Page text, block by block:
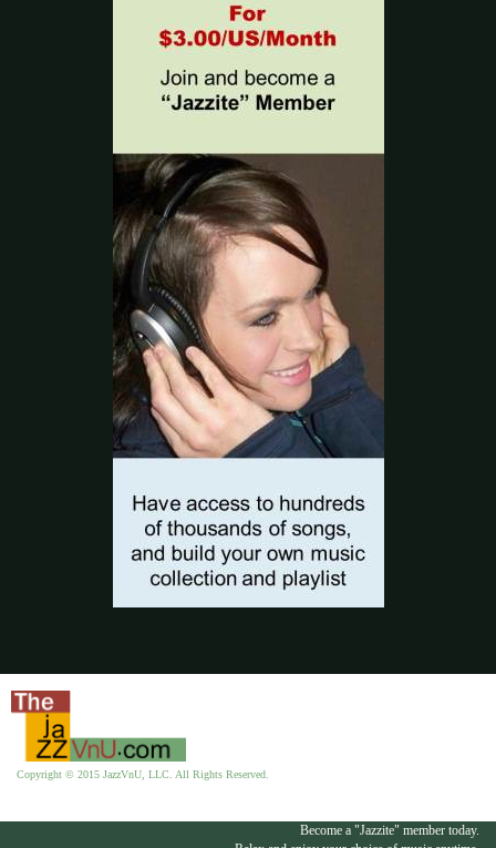
Copyright © 2015 JazzVnU, LLC. All Rights Reserved.
Become a "Jazzite" member today.